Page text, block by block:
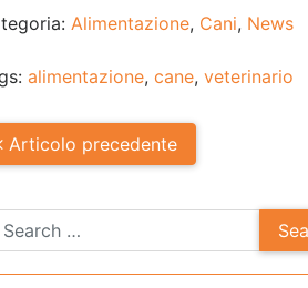
Alimentazione, Cani, News
alimentazione, cane, veterinario
Articolo precedente